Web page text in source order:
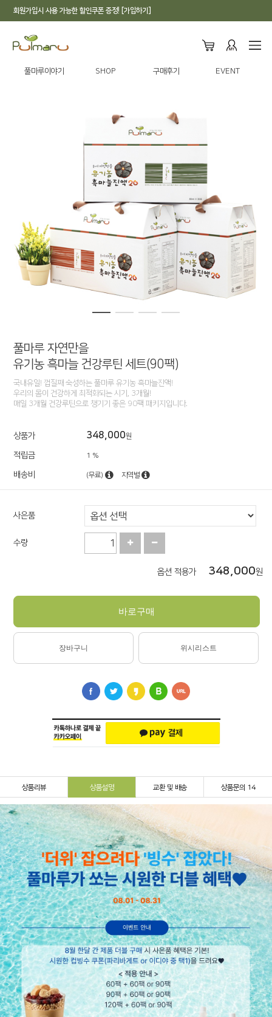
회원가입시 사용 가능한 할인쿠폰 증정! [가입하기]
풀마루이야기 SHOP 구매후기 EVENT
풀마루 자연만을
유기농 흑마늘 건강루틴 세트(90팩)
국내유일! 껍질째 숙성하는 풀마루 유기농 흑마늘진액!
우리의 몸이 건강하게 최적화되는 시기, 3개월!
매일 3개월 건강루틴으로 챙기기 좋은 90팩 패키지입니다.
상품가 348,000원
적립금 1 %
배송비 (무료) 지역별
사은품
수량
옵션 적용가 348,000원
바로구매
장바구니 위시리스트
상품리뷰 상품설명 교환 및 배송 상품문의 14